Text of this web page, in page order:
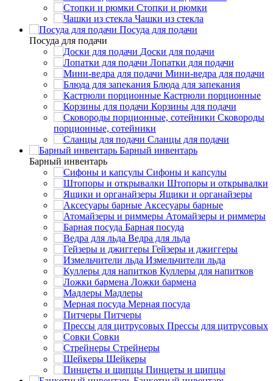
Стопки и рюмки
Чашки из стекла
Посуда для подачи
Посуда для подачи
Доски для подачи
Лопатки для подачи
Мини-ведра для подачи
Блюда для запекания
Кастрюли порционные
Корзины для подачи
Сковороды
порционные, сотейники
Сланцы для подачи
Барный инвентарь
Барный инвентарь
Сифоны и капсулы
Штопоры и открывалки
Ящики и органайзеры
Аксесуары барные
Атомайзеры и риммеры
Барная посуда
Ведра для льда
Гейзеры и джиггеры
Измельчители льда
Куллеры для напитков
Ложки бармена
Мадлеры
Мерная посуда
Питчеры
Прессы для цитрусовых
Совки
Стрейнеры
Шейкеры
Пинцеты и щипцы